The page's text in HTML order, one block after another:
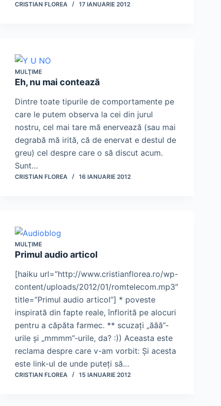
CRISTIAN FLOREA 17 IANUARIE 2012
MULŢIME
Eh, nu mai contează
Dintre toate tipurile de comportamente pe
care le putem observa la cei din jurul
nostru, cel mai tare mă enervează (sau mai
degrabă mă irită, că de enervat e destul de
greu) cel despre care o să discut acum.
Sunt…
CRISTIAN FLOREA 16 IANUARIE 2012
MULŢIME
Primul audio articol
[haiku url=”http://www.cristianflorea.ro/wp-
content/uploads/2012/01/romtelecom.mp3″
title=”Primul audio articol”] * poveste
inspirată din fapte reale, înflorită pe alocuri
pentru a căpăta farmec. ** scuzaţi „ăăă”-
urile şi „mmmm”-urile, da? :)) Aceasta este
reclama despre care v-am vorbit: Şi acesta
este link-ul de unde puteţi să…
CRISTIAN FLOREA 15 IANUARIE 2012